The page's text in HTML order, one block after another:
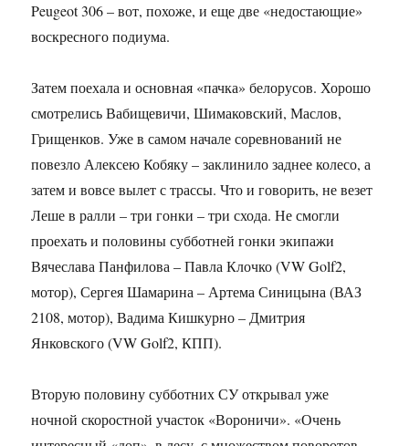
Peugeot 306 – вот, похоже, и еще две «недостающие»
воскресного подиума.
Затем поехала и основная «пачка» белорусов. Хорошо
смотрелись Вабищевичи, Шимаковский, Маслов,
Грищенков. Уже в самом начале соревнований не
повезло Алексею Кобяку – заклинило заднее колесо, а
затем и вовсе вылет с трассы. Что и говорить, не везет
Леше в ралли – три гонки – три схода. Не смогли
проехать и половины субботней гонки экипажи
Вячеслава Панфилова – Павла Клочко (VW Golf2,
мотор), Сергея Шамарина – Артема Синицына (ВАЗ
2108, мотор), Вадима Кишкурно – Дмитрия
Янковского (VW Golf2, КПП).
Вторую половину субботних СУ открывал уже
ночной скоростной участок «Вороничи». «Очень